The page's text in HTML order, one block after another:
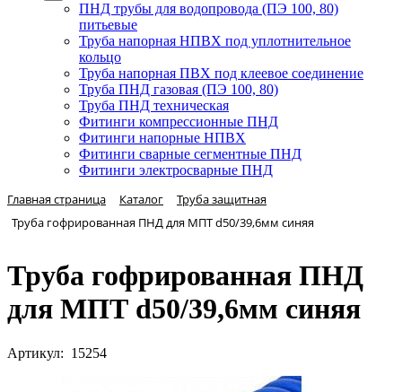
ПНД трубы для водопровода (ПЭ 100, 80)
питьевые
Труба напорная НПВХ под уплотнительное
кольцо
Труба напорная ПВХ под клеевое соединение
Труба ПНД газовая (ПЭ 100, 80)
Труба ПНД техническая
Фитинги компрессионные ПНД
Фитинги напорные НПВХ
Фитинги сварные сегментные ПНД
Фитинги электросварные ПНД
Главная страница Каталог
Труба защитная
Труба гофрированная ПНД для МПТ d50/39,6мм синяя
Труба гофрированная ПНД
для МПТ d50/39,6мм синяя
Артикул: 15254